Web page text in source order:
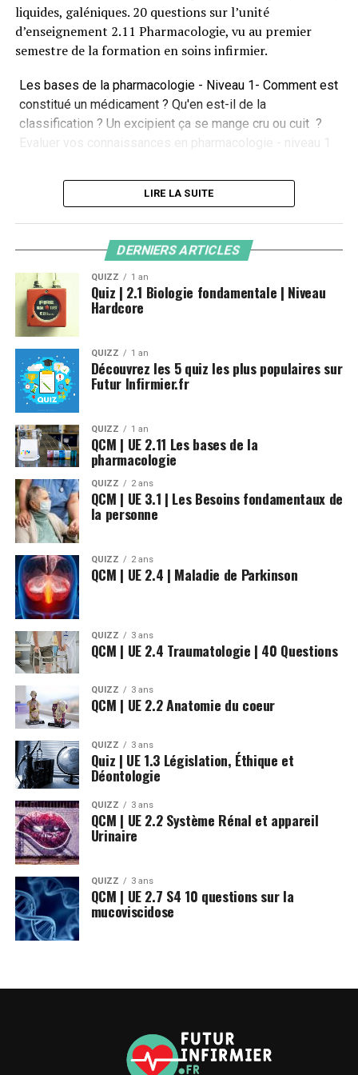
Le formidable système digestif a pour fonction de
transformer les molécules organiques des aliments en
éléments simple sur le plan physique et chimiquepour
digestif et être absorbés dans le sang ou la lymphe.
Quelles sont vos connaissances sur l’anatomie du
système digestif ? Faites le test et évaluez vos
connaissance avec mon qcm
liquides, galéniques. 20 questions sur l’unité
d’enseignement 2.11 Pharmacologie, vu au premier
semestre de la formation en soins infirmier.
Les bases de la pharmacologie - Niveau 1- Comment est
constitué un médicament ? Qu'en est-il de la
classification ? Un excipient ça se mange cru ou cuit ?
Evaluer vos connaissances en pharmacologie - niveau 1
LANCER LE QUIZ
Ressources utilisées pour préparer le Quiz
Vous trouverez ci-dessous quelques liens utiles si vous
souhaitez approfondir le sujet
Wikipedia – Pharmacologie
Wikipedia – Forme Galénique
Qu’est ce qu’un médicament
ANSM – Glossaire santé
Futura-science -Nom commercial
Académie nationale de pharmacie
Calameo.com – Le conditionnement des médicaments –
Infographie
LIRE LA SUITE
DERNIERS ARTICLES
QUIZZ 1 an
Quiz | 2.1 Biologie fondamentale | Niveau
Hardcore
QUIZZ 1 an
Découvrez les 5 quiz les plus populaires sur
Futur Infirmier.fr
QUIZZ 1 an
QCM | UE 2.11 Les bases de la
pharmacologie
QUIZZ 2 ans
QCM | UE 3.1 | Les Besoins fondamentaux de
la personne
QUIZZ 2 ans
QCM | UE 2.4 | Maladie de Parkinson
QUIZZ 3 ans
QCM | UE 2.4 Traumatologie | 40 Questions
QUIZZ 3 ans
QCM | UE 2.2 Anatomie du coeur
QUIZZ 3 ans
Quiz | UE 1.3 Législation, Éthique et
Déontologie
QUIZZ 3 ans
QCM | UE 2.2 Système Rénal et appareil
Urinaire
QUIZZ 3 ans
QCM | UE 2.7 S4 10 questions sur la
mucoviscidose